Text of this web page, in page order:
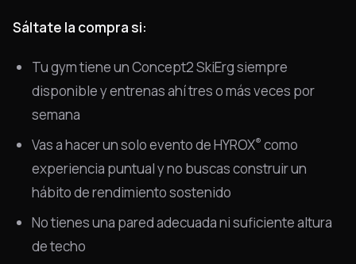
Sáltate la compra si:
Tu gym tiene un Concept2 SkiErg siempre
disponible y entrenas ahí tres o más veces por
semana
Vas a hacer un solo evento de HYROX® como
experiencia puntual y no buscas construir un
hábito de rendimiento sostenido
No tienes una pared adecuada ni suficiente altura
de techo